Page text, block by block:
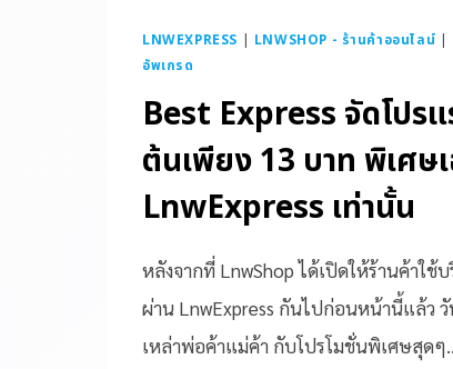
LNWEXPRESS | LNWSHOP - ร้านค้าออนไลน์ |
อัพเกรด
Best Express จัดโปร
ต้นเพียง 13 บาท พิเศษ
LnwExpress เท่านั้น
หลังจากที่ LnwShop ได้เปิดให้ร้านค้าใช้
ผ่าน LnwExpress กันไปก่อนหน้านี้แล้ว วั
เหล่าพ่อค้าแม่ค้า กับโปรโมชั่นพิเศษสุดๆ